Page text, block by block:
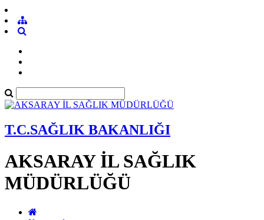
T.C.SAĞLIK BAKANLIĞI
AKSARAY İL SAĞLIK
MÜDÜRLÜĞÜ